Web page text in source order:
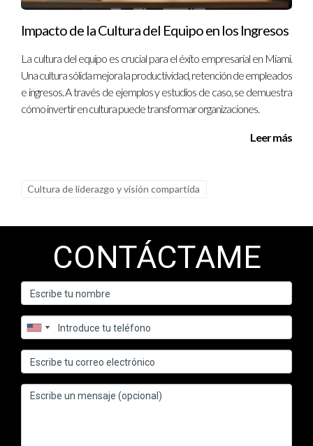
Impacto de la Cultura del Equipo en los Ingresos
La cultura del equipo es crucial para el éxito empresarial en Miami.
Una cultura sólida mejora la productividad, retención de empleados
e ingresos. A través de ejemplos y estudios de caso, se demuestra
cómo invertir en cultura puede transformar organizaciones.
Leer más
Cultura de liderazgo y visión compartida
CONTÁCTAME